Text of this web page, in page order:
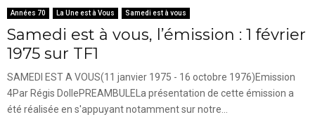
Années 70 La Une est à Vous Samedi est à vous
Samedi est à vous, l’émission : 1 février
1975 sur TF1
SAMEDI EST A VOUS(11 janvier 1975 - 16 octobre 1976)Emission
4Par Régis DollePREAMBULELa présentation de cette émission a
été réalisée en s'appuyant notamment sur notre...